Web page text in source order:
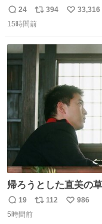
て不謹慎だけどウケる
返
信
24
リ
ポ
ト
数
394
い
数
33,316
15時間前
帰ろうとした直美の
小川がさらに壊し…… 結果、直美をおんぶして送ることに
なりました。 👇鼻緒はいつも恋のキューピッド？
返
信
19
リ
112
い
986
5時間前